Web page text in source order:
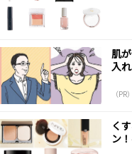
肌
入
（PR）
く
ン